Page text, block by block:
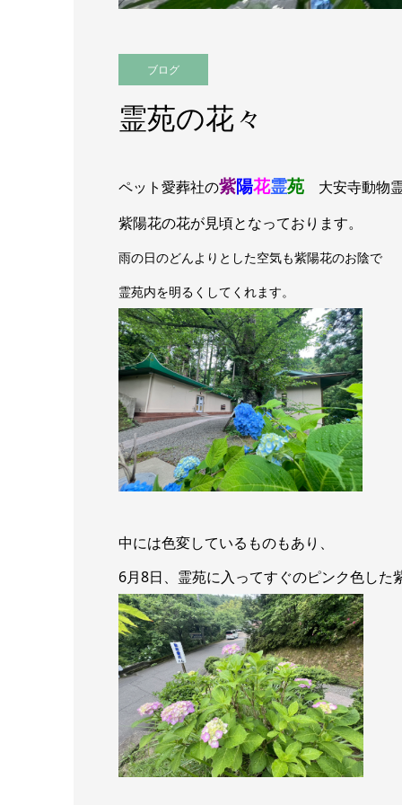
ブログ
霊苑の花々
ペット愛葬社の紫陽花霊苑
大安寺動物
紫陽花の花が見頃となっております。
雨の日のどんよりとした空気も紫陽花のお陰で
霊苑内を明るくしてくれます。
中には色変しているものもあり、
6月8日、霊苑に入ってすぐのピンク色した